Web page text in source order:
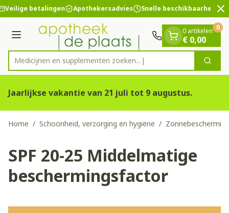
Ga naar de inhoud
2 van 2
Veilige betalingen Apothekersadvies Snelle beschikbaarheid
Menu
Product, merk, categorie...
Medicijnen en supplemen Zoek
0 artikelen
€ 0,00
0
Jaarlijkse vakantie van 21 juli tot 9 augustus.
Home / Schoonheid, verzorging en hygiëne / Zonnebescherming
SPF 20-25 Middelmatige
beschermingsfactor